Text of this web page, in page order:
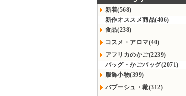
新着(568)
新作オススメ商品(406)
食品(238)
コスメ・アロマ(40)
アフリカのかご(2239)
バッグ・かごバッグ(2071)
服飾小物(399)
バブーシュ・靴(312)